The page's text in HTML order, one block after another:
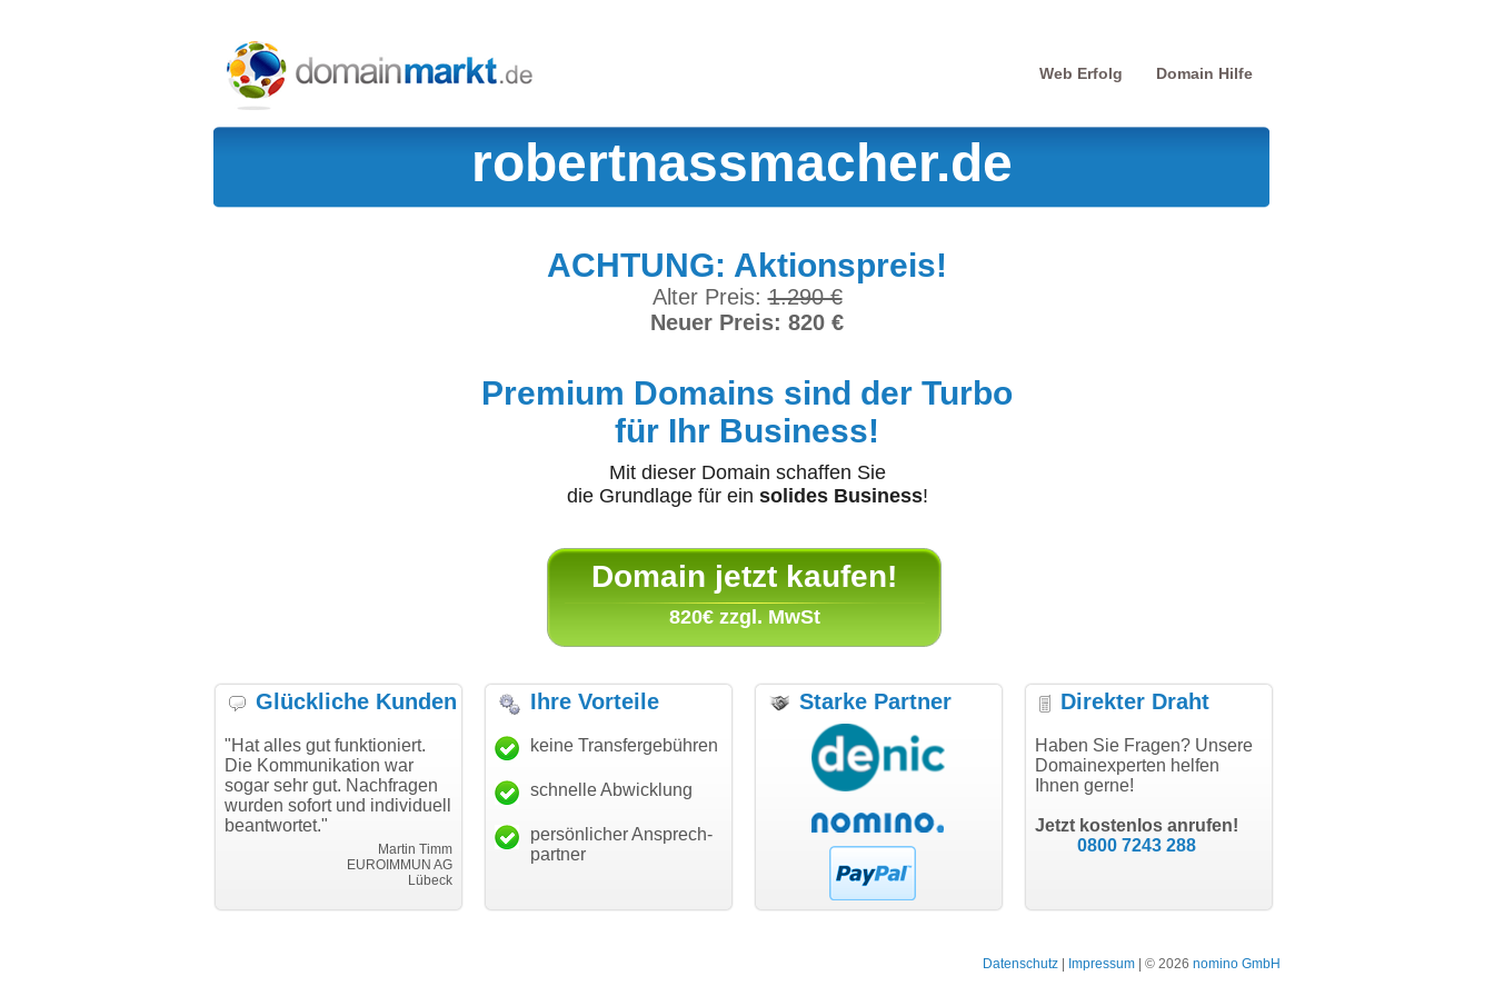
Web Erfolg Domain Hilfe
robertnassmacher.de
ACHTUNG: Aktionspreis!
Alter Preis:1.290 €
Neuer Preis: 820 €
Premium Domains sind der Turbo
für Ihr Business!
Mit dieser Domain schaffen Sie
die Grundlage für ein solides Business!
Domain jetzt kaufen!
820€ zzgl. MwSt
Glückliche Kunden
"Hat alles gut funktioniert.
Die Kommunikation war
sogar sehr gut. Nachfragen
wurden sofort und individuell
beantwortet."
Martin Timm
EUROIMMUN AG
Lübeck
"Danke für den schnellen
Transfer und guten Service!"
Thomas Schäfer
i can eckert communication GmbH
"Ich bin dankbar, meine
Wunschdomain gefunden zu
haben. Die Domain passt für
hundertprozentig."
Janina Köck
Leben im Einklang
leben-im-einklang.de
"Super Abwicklung, vielen
modern software GbR
Landau an der Isar
"Vielen Dank für den
Ihre Vorteile
keine Transfergebühren
schnelle Abwicklung
persönlicher Ansprech-
partner
Starke Partner Direkter Draht
Haben Sie Fragen? Unsere
Domainexperten helfen
Ihnen gerne!
Jetzt kostenlos anrufen!
0800 7243 288
Datenschutz Impressum | © 2026 nomino GmbH